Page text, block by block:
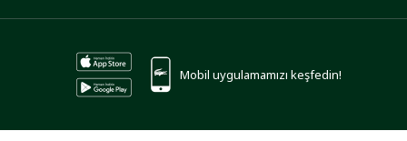
Mobil uygulamamızı keşfedin!